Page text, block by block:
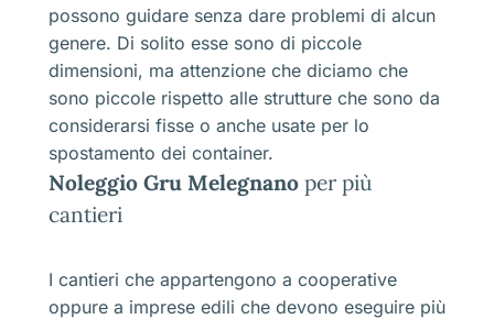
possono guidare senza dare problemi di alcun
genere. Di solito esse sono di piccole
dimensioni, ma attenzione che diciamo che
sono piccole rispetto alle strutture che sono da
considerarsi fisse o anche usate per lo
spostamento dei container.
Noleggio Gru Melegnano per più
cantieri
I cantieri che appartengono a cooperative
oppure a imprese edili che devono eseguire più